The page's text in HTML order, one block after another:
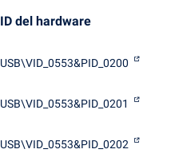
ID del hardware
USB\VID_0553&PID_0200
USB\VID_0553&PID_0201
USB\VID_0553&PID_0202